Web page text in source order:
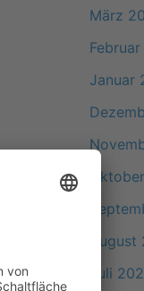
März
Januar
Juli